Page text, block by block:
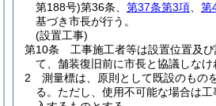
第188号)第36条、 第37条第3項 第
基づき市長が行う。
(設置工事)
第10条
工事施工者等は設置位置及
て、舗装復旧前に市長と協議しなけ
2
測量標は、原則として既設のもの
る。 ただし、使用不可能な場合は